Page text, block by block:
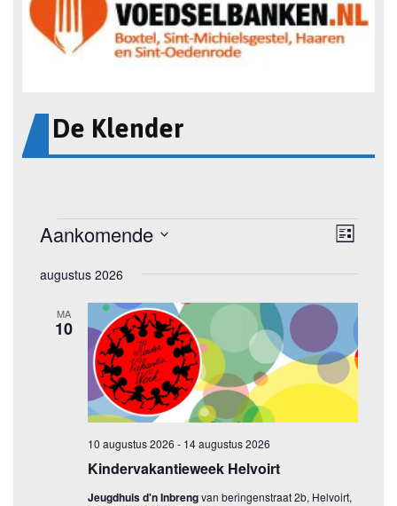
De Klender